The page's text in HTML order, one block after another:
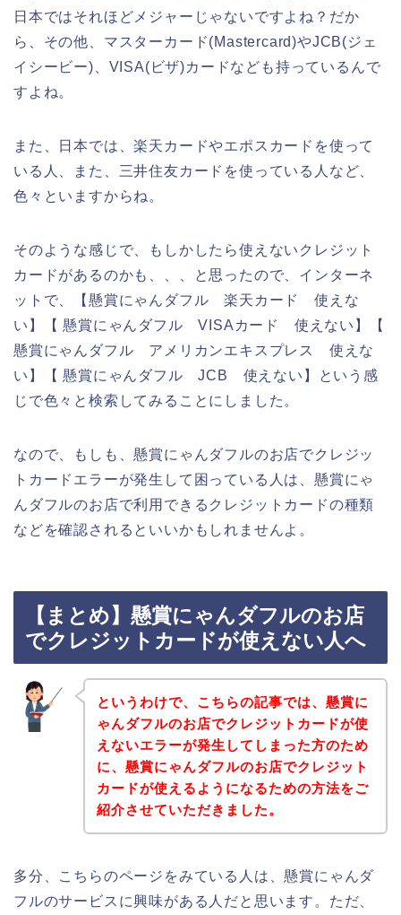
日本ではそれほどメジャーじゃないですよね？だか
ら、その他、マスターカード(Mastercard)やJCB(ジェ
イシービー)、VISA(ビザ)カードなども持っているんで
すよね。
また、日本では、楽天カードやエポスカードを使って
いる人、また、三井住友カードを使っている人など、
色々といますからね。
そのような感じで、もしかしたら使えないクレジット
カードがあるのかも、、、と思ったので、インターネ
ットで、【懸賞にゃんダフル 楽天カード 使えな
い】【 懸賞にゃんダフル VISAカード 使えない】【
懸賞にゃんダフル アメリカンエキスプレス 使えな
い】【 懸賞にゃんダフル JCB 使えない】という感
じで色々と検索してみることにしました。
なので、もしも、懸賞にゃんダフルのお店でクレジッ
トカードエラーが発生して困っている人は、懸賞にゃ
んダフルのお店で利用できるクレジットカードの種類
などを確認されるといいかもしれませんよ。
【まとめ】懸賞にゃんダフルのお店
でクレジットカードが使えない人へ
というわけで、こちらの記事では、懸賞に
ゃんダフルのお店でクレジットカードが使
えないエラーが発生してしまった方のため
に、懸賞にゃんダフルのお店でクレジット
カードが使えるようになるための方法をご
紹介させていただきました。
多分、こちらのページをみている人は、懸賞にゃんダ
フルのサービスに興味がある人だと思います。ただ、